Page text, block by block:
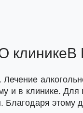
В
и в клинике.
этому